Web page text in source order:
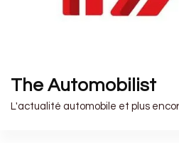
The Automobilist
L'actualité automobile et plus